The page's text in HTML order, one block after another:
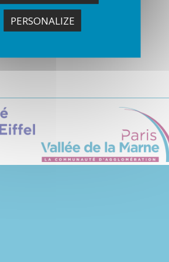
proposé par Amaelle Guiton du
PERSONALIZE